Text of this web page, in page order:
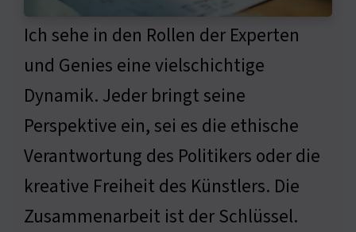
Ich sehe in den Rollen der Experten
und Genies eine vielschichtige
Dynamik. Jeder bringt seine
Perspektive ein, sei es die ethische
Verantwortung des Politikers oder die
kreative Freiheit des Künstlers. Die
Zusammenarbeit ist der Schlüssel.